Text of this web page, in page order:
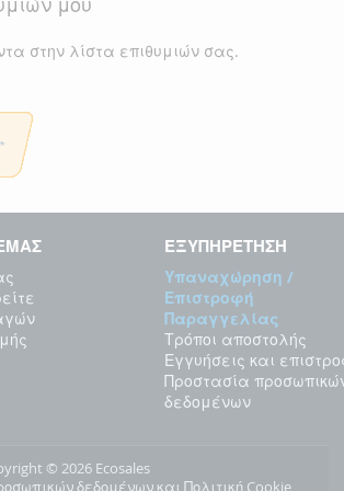
στην λίστα επιθυμιών σας.
ΕΞΥΠΗΡΕΤΗΣΗ
Υπαναχώρηση /
Επιστροφή
Παραγγελίας
Τρόποι αποστολής
Εγγυήσεις και
Προστασία
δεδομένων
© 2026 Ecosales
δεδομένων και Πολιτική Cookie